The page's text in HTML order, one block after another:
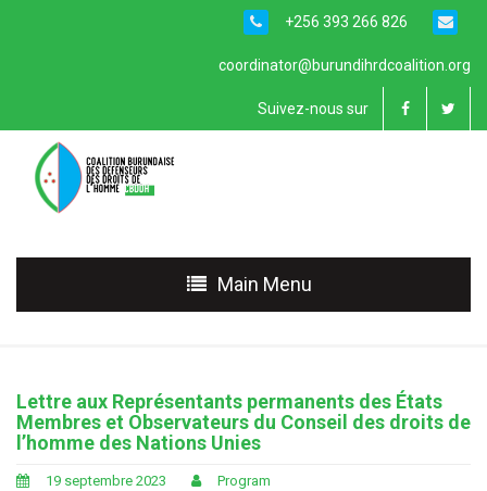
+256 393 266 826
coordinator@burundihrdcoalition.org
Suivez-nous sur
Main Menu
Lettre aux Représentants permanents des États
Membres et Observateurs du Conseil des droits de
l’homme des Nations Unies
19 septembre 2023 Program